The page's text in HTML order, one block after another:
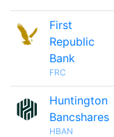
First
Republic
Bank
FRC
Huntington
Bancshares
HBAN